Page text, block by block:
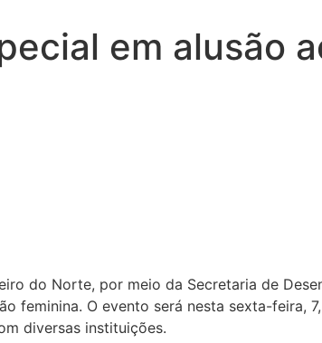
em alusão
do Norte, por meio da Secretaria de
O evento será nesta sexta-feira,
diversas instituições.